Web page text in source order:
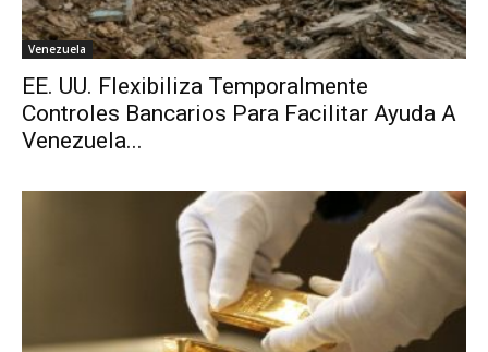
Venezuela
EE. UU. Flexibiliza Temporalmente
Controles Bancarios Para Facilitar Ayuda A
Venezuela...